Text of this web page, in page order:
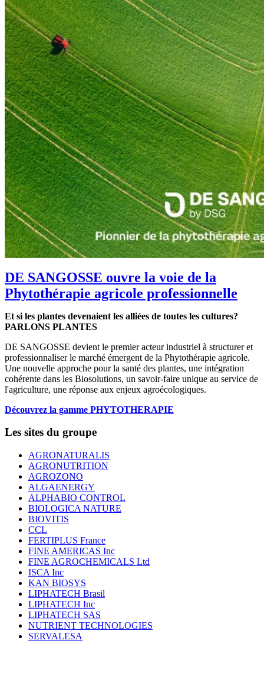
DE SANGOSSE ouvre la voie de la
Phytothérapie agricole professionnelle
Et si les plantes devenaient les alliées de toutes les cultures?
PARLONS PLANTES
DE SANGOSSE devient le premier acteur industriel à structurer et
professionnaliser le marché émergent de la Phytothérapie agricole.
Une nouvelle approche pour la santé des plantes, une intégration
cohérente dans les Biosolutions, un savoir-faire unique au service de
l'agriculture, une réponse aux enjeux agroécologiques.
Découvrez la gamme PHYTOTHERAPIE
Les sites du groupe
AGRONATURALIS
AGRONUTRITION
AGROZONO
ALGAENERGY
ALPHABIO CONTROL
BIOLOGICA NATURE
BIOVITIS
CCL
FERTIPLUS France
FINE AMERICAS Inc
FINE AGROCHEMICALS Ltd
ISCA Inc
KAN BIOSYS
LIPHATECH Brasil
LIPHATECH Inc
LIPHATECH SAS
NUTRIENT TECHNOLOGIES
SERVALESA